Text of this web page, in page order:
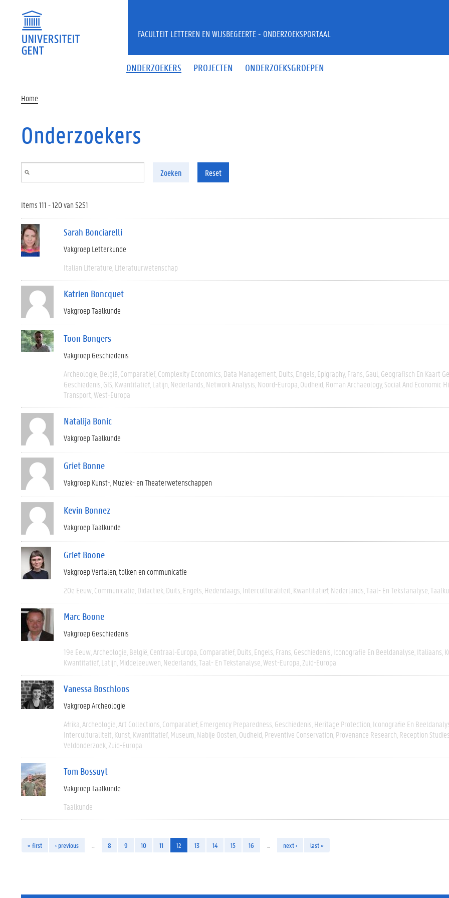
ONDERZOEKERS PROJECTEN ONDERZOEKSGROEPEN
FACULTEIT LETTEREN EN WIJSBEGEERTE - ONDERZOEKSPORTAAL
Home
Onderzoekers
Zoeken Reset
Items 111 - 120 van 5251
Sarah Bonciarelli
Vakgroep Letterkunde
Italian Literature Literatuurwetenschap
Katrien Boncquet
Vakgroep Taalkunde
Toon Bongers
Vakgroep Geschiedenis
Archeologie België Comparatief Complexity Economics Data Management Duits Engels Epigraphy Frans Gaul Geografisch En Kaart
Geschiedenis GIS Kwantitatief Latijn Nederlands Network Analysis Noord-Europa Oudheid Roman Archaeology Social And Economic
Transport West-Europa
Natalija Bonic
Vakgroep Taalkunde
Griet Bonne
Vakgroep Kunst-, Muziek- en Theaterwetenschappen
Kevin Bonnez
Vakgroep Taalkunde
Griet Boone
Vakgroep Vertalen, tolken en communicatie
20e Eeuw Communicatie Didactiek Duits Engels Hedendaags Interculturaliteit Kwantitatief Nederlands Taal- En Tekstanalyse
Marc Boone
Vakgroep Geschiedenis
19e Eeuw Archeologie België Centraal-Europa Comparatief Duits Engels Frans Geschiedenis Iconografie En Beeldanalyse Italiaans
Kwantitatief Latijn Middeleeuwen Nederlands Taal- En Tekstanalyse West-Europa Zuid-Europa
Vanessa Boschloos
Vakgroep Archeologie
Afrika Archeologie Art Collections Comparatief Emergency Preparedness Geschiedenis Heritage Protection Iconografie En
Interculturaliteit Kunst Kwantitatief Museum Nabije Oosten Oudheid Preventive Conservation Provenance Research Reception Studies
Veldonderzoek Zuid-Europa
Tom Bossuyt
Vakgroep Taalkunde
Taalkunde
« first ‹ previous 8 9 10 11 12 13 14 15 16 next › last »